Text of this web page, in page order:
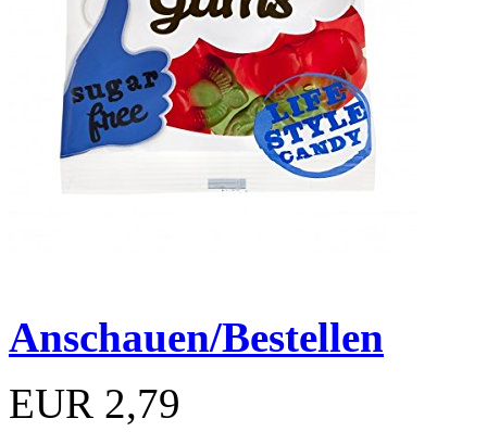
Anschauen/Bestellen
EUR 2,79